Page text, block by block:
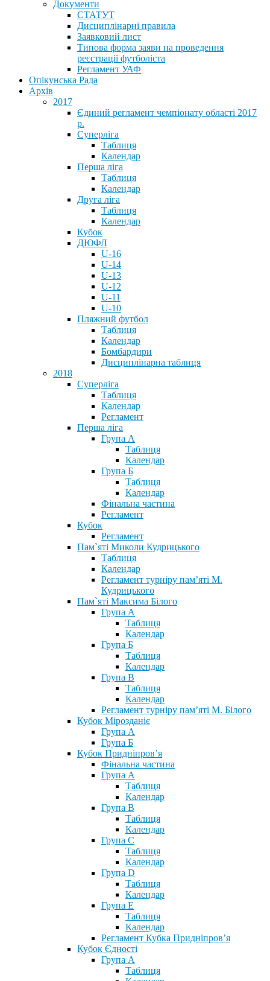
Документи
СТАТУТ
Дисциплінарні правила
Заявковий лист
Типова форма заяви на проведення
реєстрації футболіста
Регламент УАФ
Опікунська Рада
Архів
2017
Єдиний регламент чемпіонату області 2017
р.
Суперліга
Таблиця
Календар
Перша ліга
Таблиця
Календар
Друга ліга
Таблиця
Календар
Кубок
ДЮФЛ
U-16
U-14
U-13
U-12
U-11
U-10
Пляжний футбол
Таблиця
Календар
Бомбардири
Дисциплінарна таблиця
2018
Суперліга
Таблиця
Календар
Регламент
Перша ліга
Група А
Таблиця
Календар
Група Б
Таблиця
Календар
Фінальна частина
Регламент
Кубок
Регламент
Пам`яті Миколи Кудрицького
Таблиця
Календар
Регламент турніру пам’яті М.
Кудрицького
Пам`яті Максима Білого
Група А
Таблиця
Календар
Група Б
Таблиця
Календар
Група В
Таблиця
Календар
Регламент турніру пам’яті М. Білого
Кубок Мірозданіє
Група А
Група Б
Кубок Придніпров’я
Фінальна частина
Група А
Таблиця
Календар
Група В
Таблиця
Календар
Група С
Таблиця
Календар
Група D
Таблиця
Календар
Група Е
Таблиця
Календар
Регламент Кубка Придніпров’я
Кубок Єдності
Група А
Таблиця